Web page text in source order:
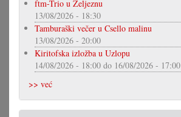
ftm-Trio u Željeznu
13/08/2026 - 18:30
Tamburaški večer u Csello malinu
13/08/2026 - 20:00
Kiritofska izložba u Uzlopu
14/08/2026 - 18:00 do 16/08/2026 - 17:00
>> već